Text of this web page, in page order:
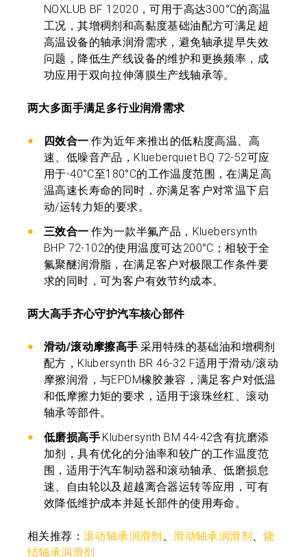
NOXLUB BF 12020，可用于高达300°C的高温
工况，其增稠剂和高黏度基础油配方可满足超
高温设备的轴承润滑需求，避免轴承提早失效
问题，降低生产线设备的维护和更换频率，成
功应用于双向拉伸薄膜生产线轴承等。
两大多面手满足多行业润滑需求
四效合一:作为近年来推出的低粘度高温、高
速、低噪音产品，Klueberquiet BQ 72-52可应
用于-40°C至180°C的工作温度范围，在满足高
温高速长寿命的同时，亦满足客户对常温下启
动/运转力矩的要求。
三效合一:作为一款半氟产品，Kluebersynth
BHP 72-102的使用温度可达200°C；相较于全
氟聚醚润滑脂，在满足客户对极限工作条件要
求的同时，可为客户有效节约成本。
两大高手齐心守护汽车核心部件
滑动/滚动摩擦高手:采用特殊的基础油和增稠剂
配方，Klübersynth BR 46-32 F适用于滑动/滚动
摩擦润滑，与EPDM橡胶兼容，满足客户对低温
和低摩擦力矩的要求，适用于滚珠丝杠、滚动
轴承等部件。
低磨损高手:Klübersynth BM 44-42含有抗磨添
加剂，具有优化的分油率和较广的工作温度范
围，适用于汽车制动器和滚动轴承、低磨损怠
速、自由轮以及超越离合器运转等应用，可有
效降低维护成本并延长部件的使用寿命。
相关推荐： 滚动轴承润滑剂 、滑动轴承润滑剂、烧
结轴承润滑剂